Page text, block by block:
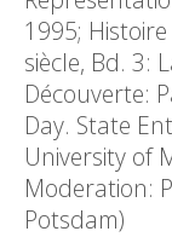
1995;
siècle, Bd. 3:
Découverte:
Day. State
University of
Moderation:
Potsdam)